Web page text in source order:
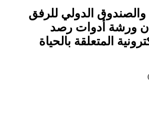
والصندوق الدولي للرفق
ورشة أدوات رصد
المتعلقة بالحياة